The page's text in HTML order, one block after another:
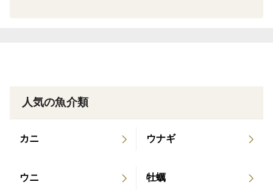
す。人気の魚介類
カニ ウナギ
ウニ 牡蠣